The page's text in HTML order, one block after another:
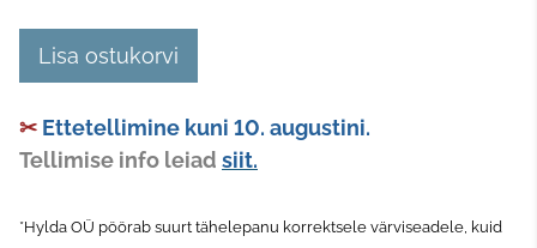
Lisa ostukorvi
✂ Ettetellimine kuni 10. augustini.
Tellimise info leiad siit.
*Hylda OÜ pöörab suurt tähelepanu korrektsele värviseadele, kuid